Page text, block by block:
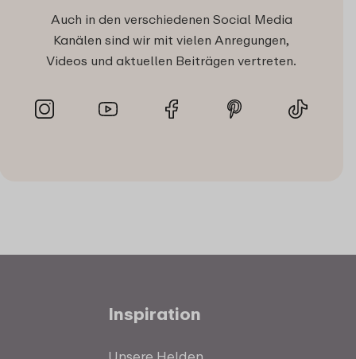
Auch in den verschiedenen Social Media
Kanälen sind wir mit vielen Anregungen,
Videos und aktuellen Beiträgen vertreten.
Inspiration